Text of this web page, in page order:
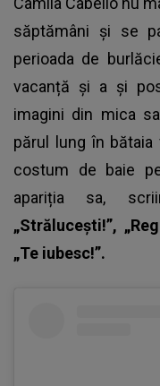
săptămâni și se
perioada de
vacanță și a și
imagini din mica
părul lung în
costum de baie
apariția sa,
„Strălucești!”,
„Te iubesc!”.